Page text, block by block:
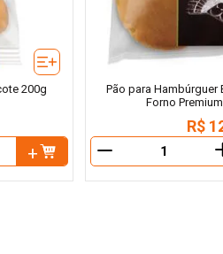
200g
Pão para
Forno
R$